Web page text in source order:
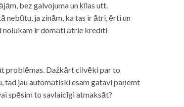
bez galvojuma un ķīlas utt.
nebūtu, ja zinām, ka tas ir ātri, ērti un
nolūkam ir domāti ātrie kredīti
problēmas. Dažkārt cilvēki par to
tad jau automātiski esam gatavi paņemt
spēsim to savlaicīgi atmaksāt?